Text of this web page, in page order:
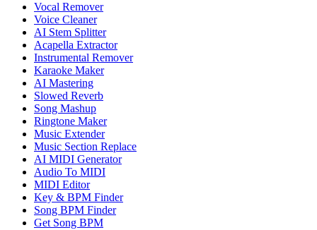
Vocal Remover
Voice Cleaner
AI Stem Splitter
Acapella Extractor
Instrumental Remover
Karaoke Maker
AI Mastering
Slowed Reverb
Song Mashup
Ringtone Maker
Music Extender
Music Section Replace
AI MIDI Generator
Audio To MIDI
MIDI Editor
Key & BPM Finder
Song BPM Finder
Get Song BPM